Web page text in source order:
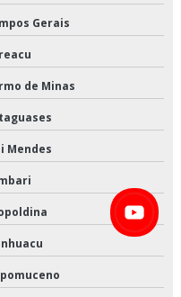
paulo
Gerais
de Minas
Mendes